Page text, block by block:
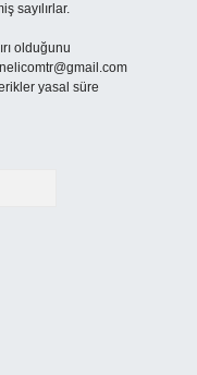
sayılırlar.
olduğunu
yasal süre